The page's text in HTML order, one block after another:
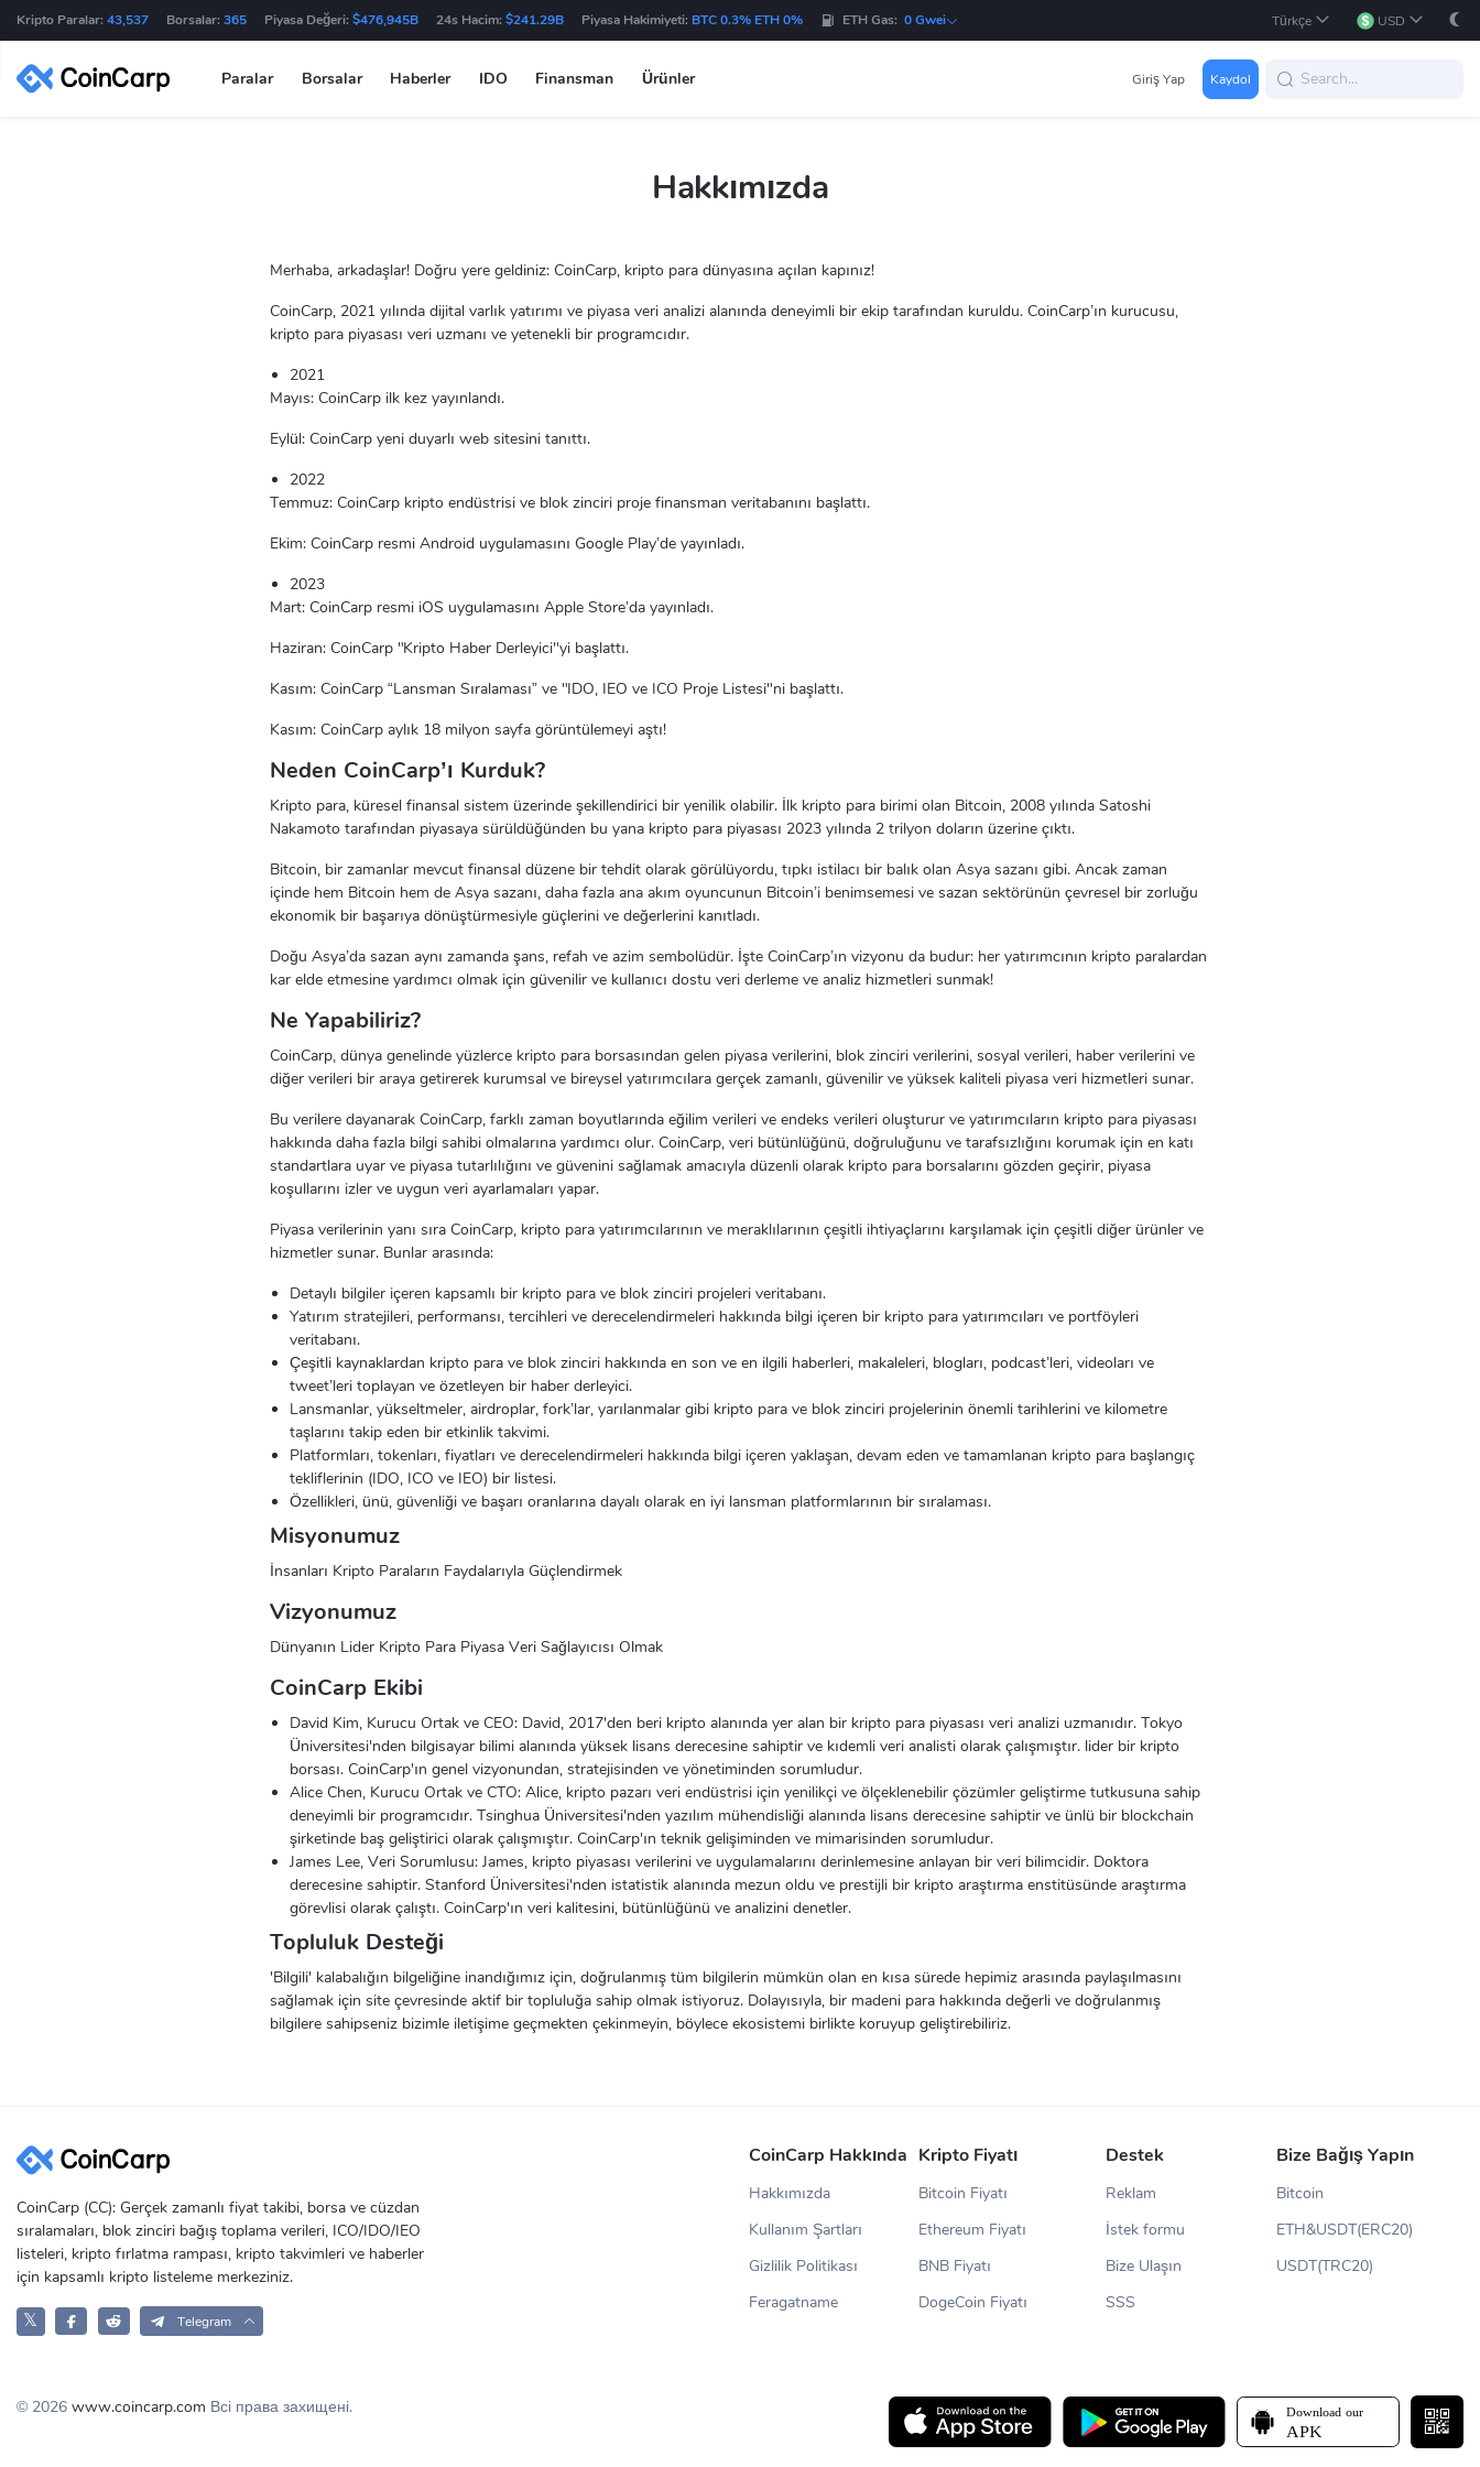
Kripto Paralar: 43,537 Borsalar: 365 Piyasa Değeri: $476,945B 24s Hacim: $241.29B Piyasa Hakimiyeti: BTC 0.3% ETH 0% ETH Gas: 0 Gwei Türkçe USD
Paralar Borsalar Haberler IDO Finansman Ürünler Giriş Yap Kaydol
Hakkımızda
Merhaba, arkadaşlar! Doğru yere geldiniz: CoinCarp, kripto para dünyasına açılan kapınız!
CoinCarp, 2021 yılında dijital varlık yatırımı ve piyasa veri analizi alanında deneyimli bir ekip tarafından kuruldu. CoinCarp’ın kurucusu,
kripto para piyasası veri uzmanı ve yetenekli bir programcıdır.
2021
Mayıs: CoinCarp ilk kez yayınlandı.
Eylül: CoinCarp yeni duyarlı web sitesini tanıttı.
2022
Temmuz: CoinCarp kripto endüstrisi ve blok zinciri proje finansman veritabanını başlattı.
Ekim: CoinCarp resmi Android uygulamasını Google Play’de yayınladı.
2023
Mart: CoinCarp resmi iOS uygulamasını Apple Store’da yayınladı.
Haziran: CoinCarp "Kripto Haber Derleyici"yi başlattı.
Kasım: CoinCarp “Lansman Sıralaması” ve "IDO, IEO ve ICO Proje Listesi"ni başlattı.
Kasım: CoinCarp aylık 18 milyon sayfa görüntülemeyi aştı!
Neden CoinCarp’ı Kurduk?
Kripto para, küresel finansal sistem üzerinde şekillendirici bir yenilik olabilir. İlk kripto para birimi olan Bitcoin, 2008 yılında Satoshi
Nakamoto tarafından piyasaya sürüldüğünden bu yana kripto para piyasası 2023 yılında 2 trilyon doların üzerine çıktı.
Bitcoin, bir zamanlar mevcut finansal düzene bir tehdit olarak görülüyordu, tıpkı istilacı bir balık olan Asya sazanı gibi. Ancak zaman
içinde hem Bitcoin hem de Asya sazanı, daha fazla ana akım oyuncunun Bitcoin’i benimsemesi ve sazan sektörünün çevresel bir zorluğu
ekonomik bir başarıya dönüştürmesiyle güçlerini ve değerlerini kanıtladı.
Doğu Asya’da sazan aynı zamanda şans, refah ve azim sembolüdür. İşte CoinCarp’ın vizyonu da budur: her yatırımcının kripto paralardan
kar elde etmesine yardımcı olmak için güvenilir ve kullanıcı dostu veri derleme ve analiz hizmetleri sunmak!
Ne Yapabiliriz?
CoinCarp, dünya genelinde yüzlerce kripto para borsasından gelen piyasa verilerini, blok zinciri verilerini, sosyal verileri, haber verilerini ve
diğer verileri bir araya getirerek kurumsal ve bireysel yatırımcılara gerçek zamanlı, güvenilir ve yüksek kaliteli piyasa veri hizmetleri sunar.
Bu verilere dayanarak CoinCarp, farklı zaman boyutlarında eğilim verileri ve endeks verileri oluşturur ve yatırımcıların kripto para piyasası
hakkında daha fazla bilgi sahibi olmalarına yardımcı olur. CoinCarp, veri bütünlüğünü, doğruluğunu ve tarafsızlığını korumak için en katı
standartlara uyar ve piyasa tutarlılığını ve güvenini sağlamak amacıyla düzenli olarak kripto para borsalarını gözden geçirir, piyasa
koşullarını izler ve uygun veri ayarlamaları yapar.
Piyasa verilerinin yanı sıra CoinCarp, kripto para yatırımcılarının ve meraklılarının çeşitli ihtiyaçlarını karşılamak için çeşitli diğer ürünler ve
hizmetler sunar. Bunlar arasında:
Detaylı bilgiler içeren kapsamlı bir kripto para ve blok zinciri projeleri veritabanı.
Yatırım stratejileri, performansı, tercihleri ve derecelendirmeleri hakkında bilgi içeren bir kripto para yatırımcıları ve portföyleri
veritabanı.
Çeşitli kaynaklardan kripto para ve blok zinciri hakkında en son ve en ilgili haberleri, makaleleri, blogları, podcast’leri, videoları ve
tweet’leri toplayan ve özetleyen bir haber derleyici.
Lansmanlar, yükseltmeler, airdroplar, fork’lar, yarılanmalar gibi kripto para ve blok zinciri projelerinin önemli tarihlerini ve kilometre
taşlarını takip eden bir etkinlik takvimi.
Platformları, tokenları, fiyatları ve derecelendirmeleri hakkında bilgi içeren yaklaşan, devam eden ve tamamlanan kripto para başlangıç
tekliflerinin (IDO, ICO ve IEO) bir listesi.
Özellikleri, ünü, güvenliği ve başarı oranlarına dayalı olarak en iyi lansman platformlarının bir sıralaması.
Misyonumuz
İnsanları Kripto Paraların Faydalarıyla Güçlendirmek
Vizyonumuz
Dünyanın Lider Kripto Para Piyasa Veri Sağlayıcısı Olmak
CoinCarp Ekibi
David Kim, Kurucu Ortak ve CEO: David, 2017'den beri kripto alanında yer alan bir kripto para piyasası veri analizi uzmanıdır. Tokyo
Üniversitesi'nden bilgisayar bilimi alanında yüksek lisans derecesine sahiptir ve kıdemli veri analisti olarak çalışmıştır. lider bir kripto
borsası. CoinCarp'ın genel vizyonundan, stratejisinden ve yönetiminden sorumludur.
Alice Chen, Kurucu Ortak ve CTO: Alice, kripto pazarı veri endüstrisi için yenilikçi ve ölçeklenebilir çözümler geliştirme tutkusuna sahip
deneyimli bir programcıdır. Tsinghua Üniversitesi'nden yazılım mühendisliği alanında lisans derecesine sahiptir ve ünlü bir blockchain
şirketinde baş geliştirici olarak çalışmıştır. CoinCarp'ın teknik gelişiminden ve mimarisinden sorumludur.
James Lee, Veri Sorumlusu: James, kripto piyasası verilerini ve uygulamalarını derinlemesine anlayan bir veri bilimcidir. Doktora
derecesine sahiptir. Stanford Üniversitesi'nden istatistik alanında mezun oldu ve prestijli bir kripto araştırma enstitüsünde araştırma
görevlisi olarak çalıştı. CoinCarp'ın veri kalitesini, bütünlüğünü ve analizini denetler.
Topluluk Desteği
'Bilgili' kalabalığın bilgeliğine inandığımız için, doğrulanmış tüm bilgilerin mümkün olan en kısa sürede hepimiz arasında paylaşılmasını
sağlamak için site çevresinde aktif bir topluluğa sahip olmak istiyoruz. Dolayısıyla, bir madeni para hakkında değerli ve doğrulanmış
bilgilere sahipseniz bizimle iletişime geçmekten çekinmeyin, böylece ekosistemi birlikte koruyup geliştirebiliriz.
CoinCarp (CC): Gerçek zamanlı fiyat takibi, borsa ve cüzdan
sıralamaları, blok zinciri bağış toplama verileri, ICO/IDO/IEO
listeleri, kripto fırlatma rampası, kripto takvimleri ve haberler
için kapsamlı kripto listeleme merkeziniz.
𝕏 Telegram
CoinCarp Hakkında
Hakkımızda
Kullanım Şartları
Gizlilik Politikası
Feragatname
Kripto Fiyatı
Bitcoin Fiyatı
Ethereum Fiyatı
BNB Fiyatı
DogeCoin Fiyatı
Destek
Reklam
İstek formu
Bize Ulaşın
SSS
Bize Bağış Yapın
Bitcoin
ETH&USDT(ERC20)
USDT(TRC20)
© 2026 www.coincarp.com Всі права захищені.